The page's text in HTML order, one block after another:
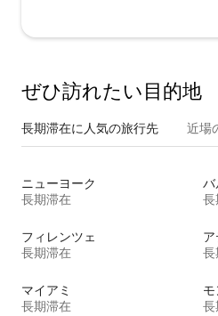
ぜひ訪⁠れ⁠た⁠い目⁠的⁠地
長期滞在に人気の旅行先 近場
ニューヨーク
長期滞在
バ
長
フィレンツェ
長期滞在
長
マイアミ
長期滞在
長